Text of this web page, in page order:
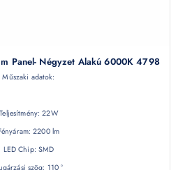
Panel- Négyzet Alakú 6000K 4798
Műszaki adatok:
Teljesítmény: 22W
2200 lm
LED Chip: SMD
szög: 110 °